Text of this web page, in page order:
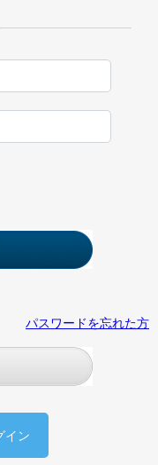
パスワードを忘れた方
イン